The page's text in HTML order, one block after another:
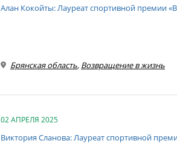
Алан Кокойты: Лауреат спортивной премии
Брянская область, Возвращение в жизнь
02 АПРЕЛЯ 2025
Виктория Сланова: Лауреат спортивной